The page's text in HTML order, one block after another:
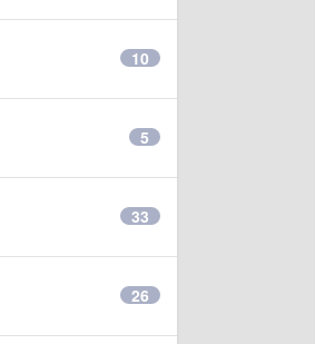
10
5
33
26